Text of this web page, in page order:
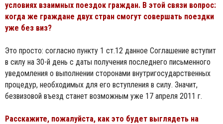
условиях взаимных поездок граждан. В этой связи вопрос:
когда же граждане двух стран смогут совершать поездки
уже без виз?
Это просто: согласно пункту 1 ст.12 данное Соглашение вступит
в силу на 30-й день с даты получения последнего письменного
уведомления о выполнении сторонами внутригосударственных
процедур, необходимых для его вступления в силу. Значит,
безвизовой въезд станет возможным уже 17 апреля 2011 г.
Расскажите, пожалуйста, как это будет выглядеть на